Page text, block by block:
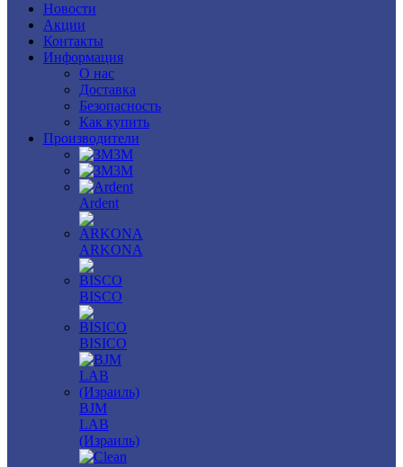
Новости
Акции
Контакты
Информация
О нас
Доставка
Безопасность
Как купить
Производители
3M
3М
Ardent
ARKONA
BISCO
BISICO
BJM
LAB
(Израиль)